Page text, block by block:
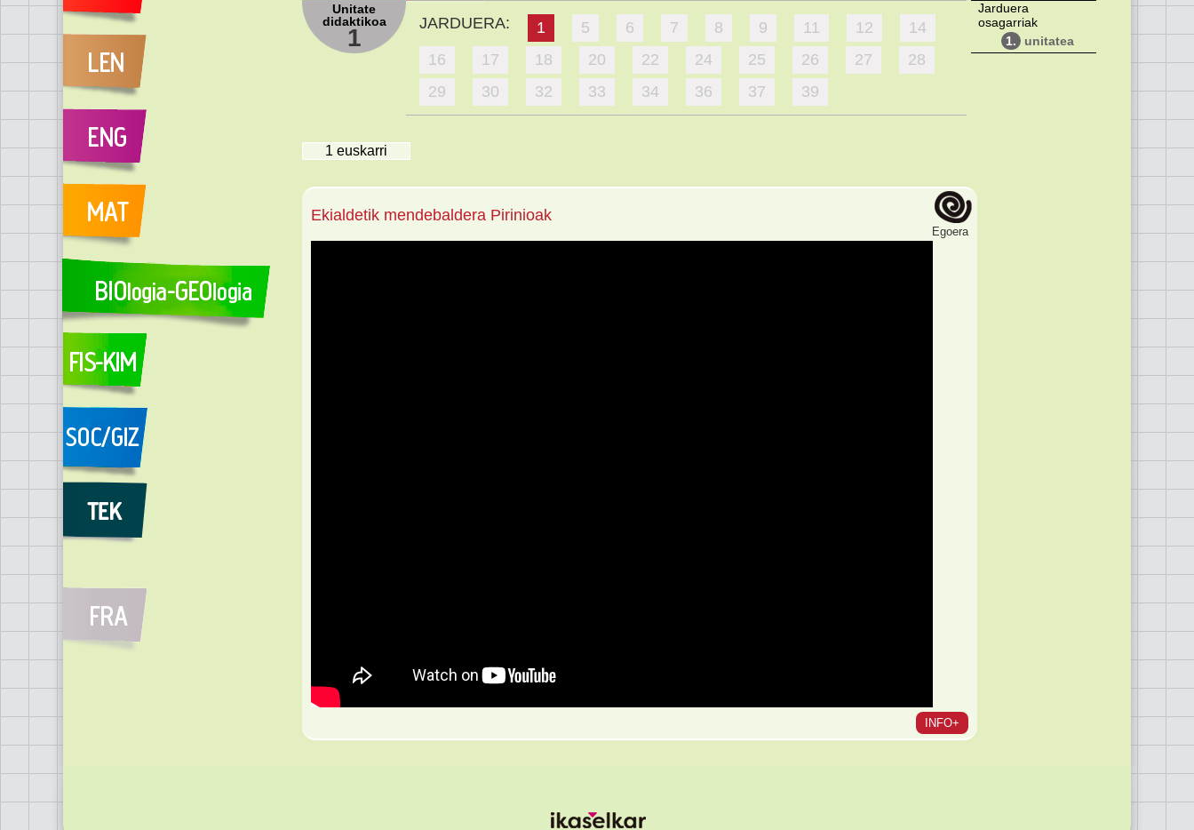
Unitate
didaktikoa
1
JARDUERA: 1 5 6 7 8 9 11 12
14
16
17 18 20 22 24 25 26 27
28
29
30 32 33 34 36 37 39
Jarduera
osagarriak
1.
unitatea
1 euskarri
Ekialdetik mendebaldera Pirinioak
Egoera
INFO+